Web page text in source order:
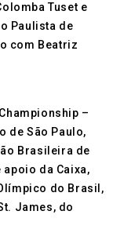
Tuset e
Paulista de
com Beatriz
–
de São Paulo,
Brasileira de
da Caixa,
do Brasil,
James, do